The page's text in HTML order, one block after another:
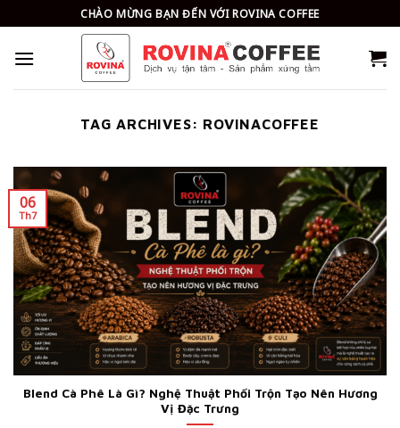
to
content
CHÀO MỪNG BẠN ĐẾN VỚI ROVINA COFFEE
TAG ARCHIVES: ROVINACOFFEE
Blend Cà Phê Là Gì? Nghệ Thuật Phối Trộn Tạo Nên Hương
Vị Đặc Trưng
06
Th7